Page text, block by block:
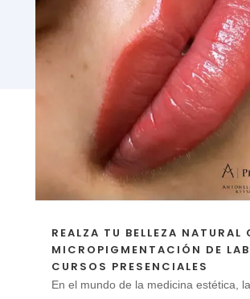
REALZA TU BELLEZA NATURAL
MICROPIGMENTACIÓN DE
CURSOS PRESENCIALES
En el mundo de la medicina estética, la